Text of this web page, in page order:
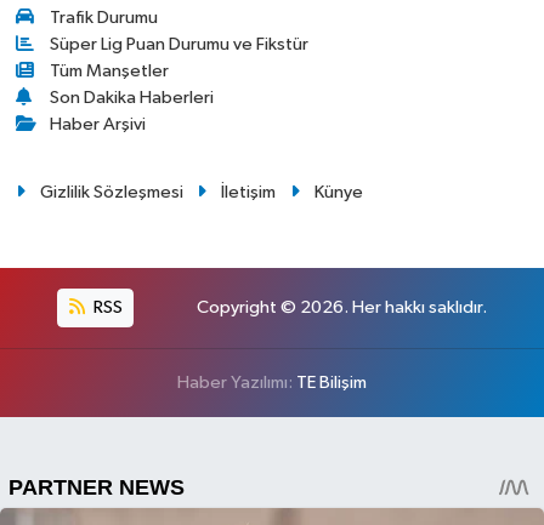
Trafik Durumu
Süper Lig Puan Durumu ve Fikstür
Tüm Manşetler
Son Dakika Haberleri
Haber Arşivi
Gizlilik Sözleşmesi İletişim Künye
RSS Copyright © 2026. Her hakkı saklıdır.
Haber Yazılımı: TE Bilişim